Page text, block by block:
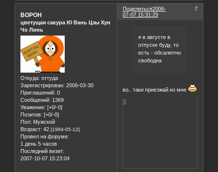
Поделиться 7
2006-
07-07 15:31:29
BOPOH
цветущая сакура Ю Вань Цзы Хун
Чо Линь
Откуда: оттуда
Зарегистрирован: 2006-03-30
Приглашений: 0
Сообщений: 1369
Уважение: [+0/-0]
Позитив: [+0/-0]
Пол: Мужской
Возраст: 42 [1984-05-12]
Провел на форуме:
1 день 5 часов
Последний визит:
2007-10-07 15:23:04
я в августе в
отпуске буду, то
есть - обсалютно
свободна
во.. таки приезжай ко мне
0